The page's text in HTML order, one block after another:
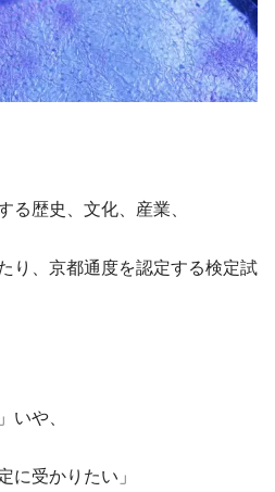
る歴史、文化、産業、
り、京都通度を認定する検定試
いや、
に受かりたい」